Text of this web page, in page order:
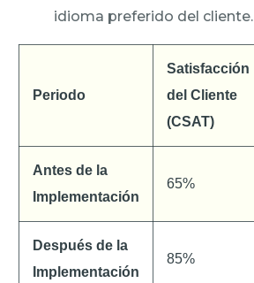
idioma preferido del cliente.
Periodo
Satisfacción
del Cliente
(CSAT)
Antes de la
Implementación
65%
Después de la
Implementación
85%